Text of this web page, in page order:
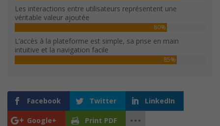
Les interactions entre utilisateurs représentent une
véritable valeur ajoutée
80%
L’accès à la plateforme est simple, sa prise en main
intuitive et la navigation facile
85%
Facebook Twitter LinkedIn
Google+ Print PDF